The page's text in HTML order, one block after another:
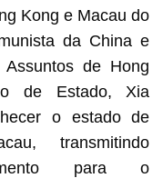
Kong e Macau do
da China e
de Hong
de Estado, Xia
o estado de
transmitindo
para o